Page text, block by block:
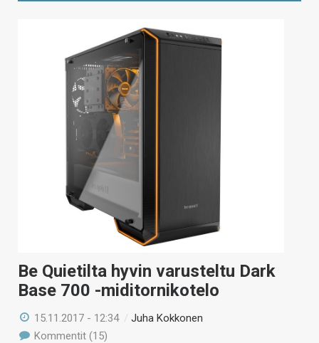
Be Quietilta hyvin varusteltu Dark
Base 700 -miditornikotelo
15.11.2017 - 12:34 /Juha Kokkonen
Kommentit (15)